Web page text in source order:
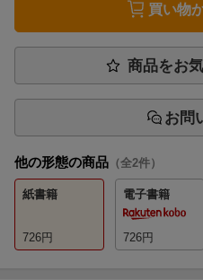
買い物
商品をお
お問
他の形態の商品 （全2件）
紙書籍
726円
電子書籍
726円